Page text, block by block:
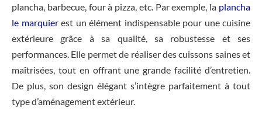
plancha, barbecue, four à pizza, etc. Par exemple, la plancha
le marquierest un élément indispensable pour une cuisine
extérieure grâce à sa qualité, sa robustesse et ses
performances. Elle permet de réaliser des cuissons saines et
maîtrisées, tout en offrant une grande facilité d’entretien.
De plus, son design élégant s’intègre parfaitement à tout
type d’aménagement extérieur.